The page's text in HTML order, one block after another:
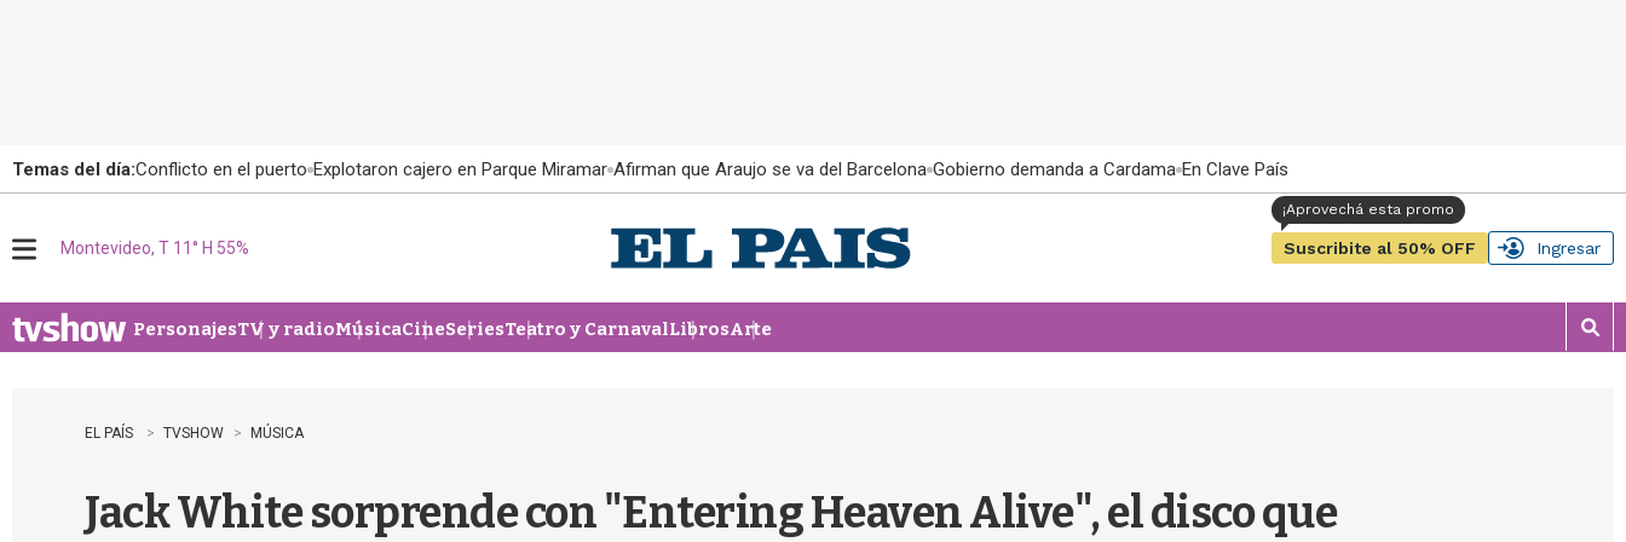
Temas del día:Conflicto en el puerto Explotaron cajero en Parque Miramar Afirman que Araujo se va del Barcelona Gobierno demanda a Cardama En Clave País
u
Montevideo, T 11° H 55% Suscribite al 50% OFF Ingresar
PersonajesTV y radioMúsicaCineSeriesTeatro y CarnavalLibrosArte
M
o
EL PAÍS TVSHOW MÚSICA
Jack White sorprende con "Entering Heaven Alive", el disco que